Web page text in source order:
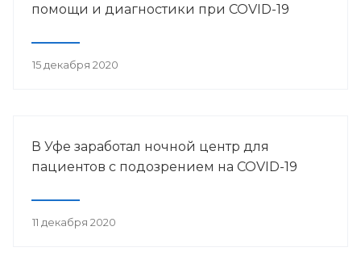
помощи и диагностики при COVID-19
15 декабря 2020
В Уфе заработал ночной центр для
пациентов с подозрением на COVID-19
11 декабря 2020